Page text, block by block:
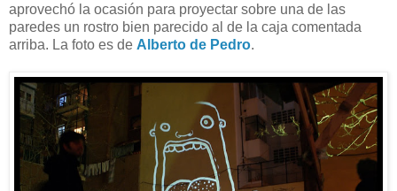
aprovechó la ocasión para proyectar sobre una de las
paredes un rostro bien parecido al de la caja comentada
arriba. La foto es de Alberto de Pedro.